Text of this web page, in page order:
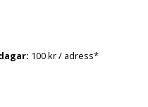
100 kr / adress*